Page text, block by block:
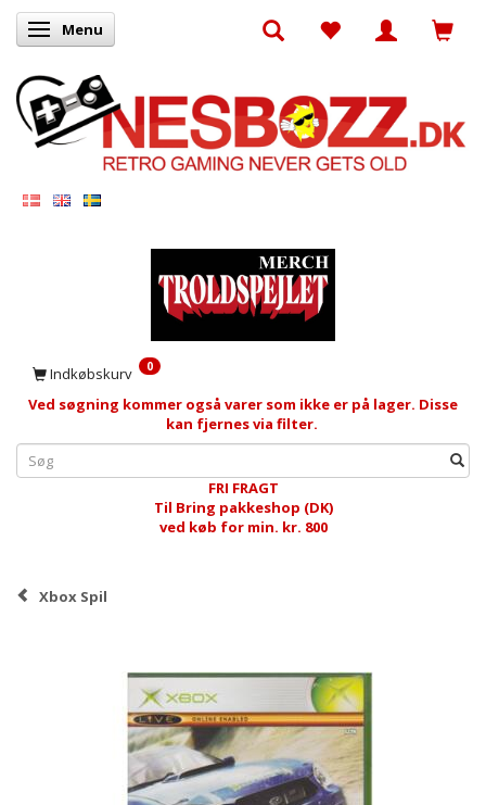
Skifte navigation
Menu
Indkøbskurv 0
Ved søgning kommer også varer som ikke er på lager. Disse
kan fjernes via filter.
FRI FRAGT
Til Bring pakkeshop (DK)
ved køb for min. kr. 800
Xbox Spil